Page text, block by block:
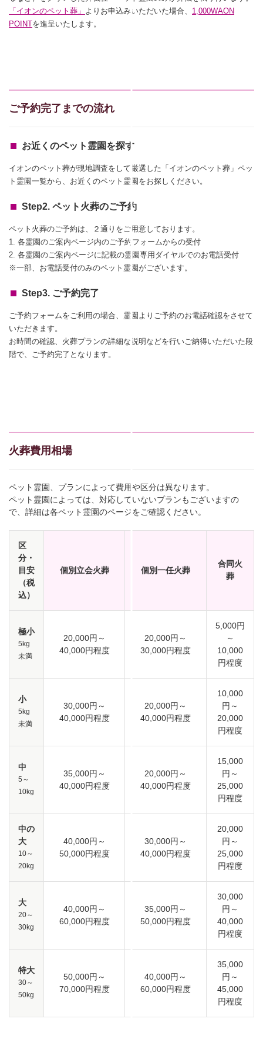
「イオンのペット葬」 よりお申込みいただいた場合、 1,000WAON
POINTを進呈いたします。
ご予約完了までの流れ
お近くのペット霊園を探す
イオンのペット葬が現地調査をして厳選した「イオンのペット葬」ペッ
ト霊園一覧から、お近くのペット霊園をお探しください。
Step2. ペット火葬のご予約
ペット火葬のご予約は、２通りをご用意しております。
1. 各霊園のご案内ページ内のご予約フォームからの受付
2. 各霊園のご案内ページに記載の霊園専用ダイヤルでのお電話受付
※一部、お電話受付のみのペット霊園がございます。
Step3. ご予約完了
ご予約フォームをご利用の場合、霊園よりご予約のお電話確認をさせて
いただきます。
お時間の確認、火葬プランの詳細な説明などを行いご納得いただいた段
階で、ご予約完了となります。
火葬費用相場
ペット霊園、プランによって費用や区分は異なります。
ペット霊園によっては、対応していないプランもございますの
で、詳細は各ペット霊園のページをご確認ください。
区
分・
目安
（税
込）
個別立会火葬 個別一任火葬
合同火
葬
極小
5kg
未満
20,000円～
40,000円程度
20,000円～
30,000円程度
5,000円
～
10,000
円程度
小
5kg
未満
30,000円～
40,000円程度
20,000円～
40,000円程度
10,000
円～
20,000
円程度
中
5～
10kg
35,000円～
40,000円程度
20,000円～
40,000円程度
15,000
円～
25,000
円程度
中の
大
10～
20kg
40,000円～
50,000円程度
30,000円～
40,000円程度
20,000
円～
25,000
円程度
大
20～
30kg
40,000円～
60,000円程度
35,000円～
50,000円程度
30,000
円～
40,000
円程度
特大
30～
50kg
50,000円～
70,000円程度
40,000円～
60,000円程度
35,000
円～
45,000
円程度